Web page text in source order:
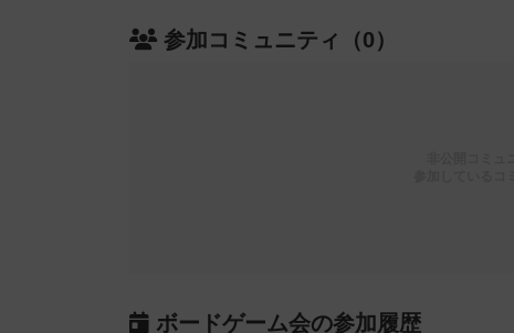
参加コミュニティ（0）
ボードゲーム会の参加履歴